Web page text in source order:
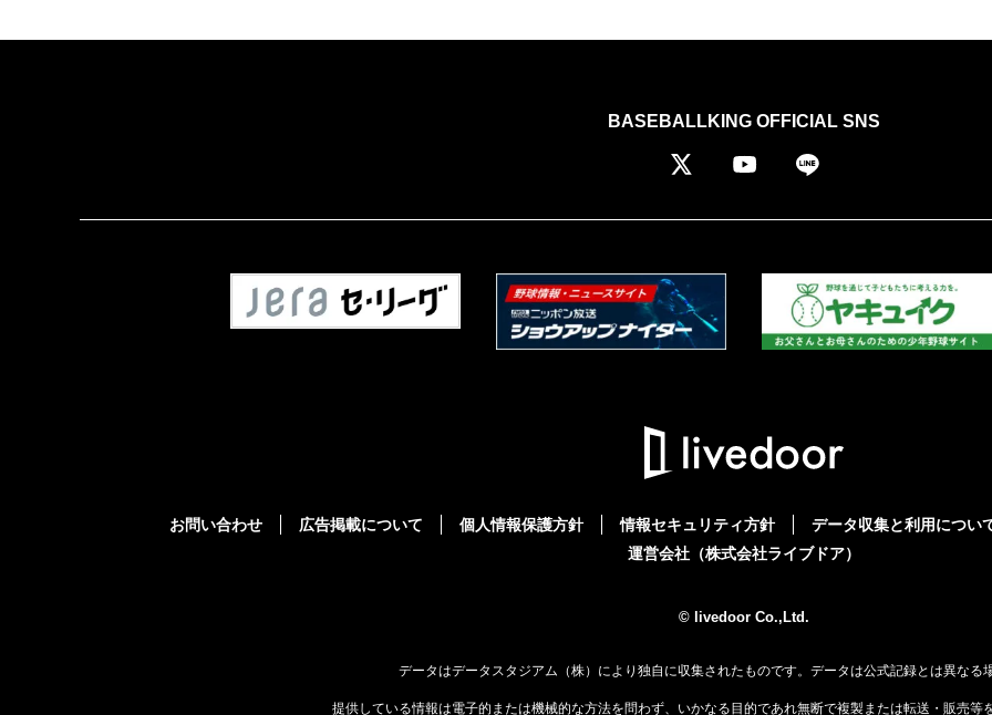
BASEBALLKING OFFICIAL SNS
お問い合わせ 広告掲載について 個人情報保護方針 情報セキュリティ方針
データ収集と利用につい
運営会社（株式会社ライブドア）
© livedoor Co.,Ltd.
データはデータスタジアム（株）により独自に収集されたものです。データは公式記録とは異なる
提供している情報は電子的または機械的な方法を問わず、いかなる目的であれ無断で複製または転送・販売等